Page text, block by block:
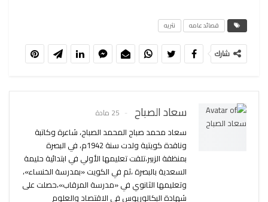
قصائد عامه نثريه
شارك
سعاد الصباح 25 مادة
سعاد محمد صباح المحمد الصباح، شاعرة وكاتبة
وناقدة كويتية ولدت سنة 1942م، في البصرة
بمنظقة الزبير،تلقت تعليمها الأولي في ابتدائية حليمة
السعدية بالبصرة ،ثم في الكويت «بمدرسة الخنساء»،
وتعليمها الثانوي في «مدرسة المرقاب»،حصلت على
شهادة البكالوريوس في الاقتصاد والعلوم